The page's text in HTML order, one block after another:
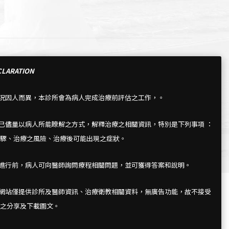
Zhong
因人而異，本診所會為病人完成治療前評估之工作，。
儘量以病人所能瞭解之方式，解釋治療之相關資訊，特別是下列事項 ：
、治療之風險、治療後可能出現之症狀。
行前，病人可向醫師詢問療程相關問題，並可獲得答案和說明。
站僅提供診所及醫師資訊、治療衛教相關資料，無廣告功能，故不接受
分享及下載圖文。